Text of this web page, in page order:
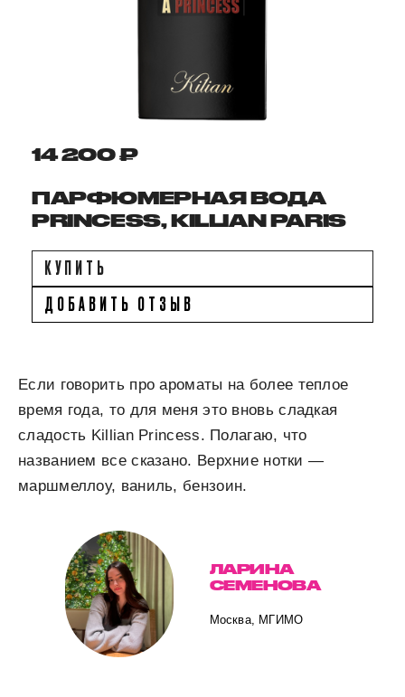
14 200 ₽
ПАРФЮМЕРНАЯ ВОДА
PRINCESS, KILLIAN PARIS
КУПИТЬ
ДОБАВИТЬ ОТЗЫВ
Если говорить про ароматы на более теплое
время года, то для меня это вновь сладкая
сладость Killian Princess. Полагаю, что
названием все сказано. Верхние нотки —
маршмеллоу, ваниль, бензоин.
ЛАРИНА
СЕМЕНОВА
Москва, МГИМО